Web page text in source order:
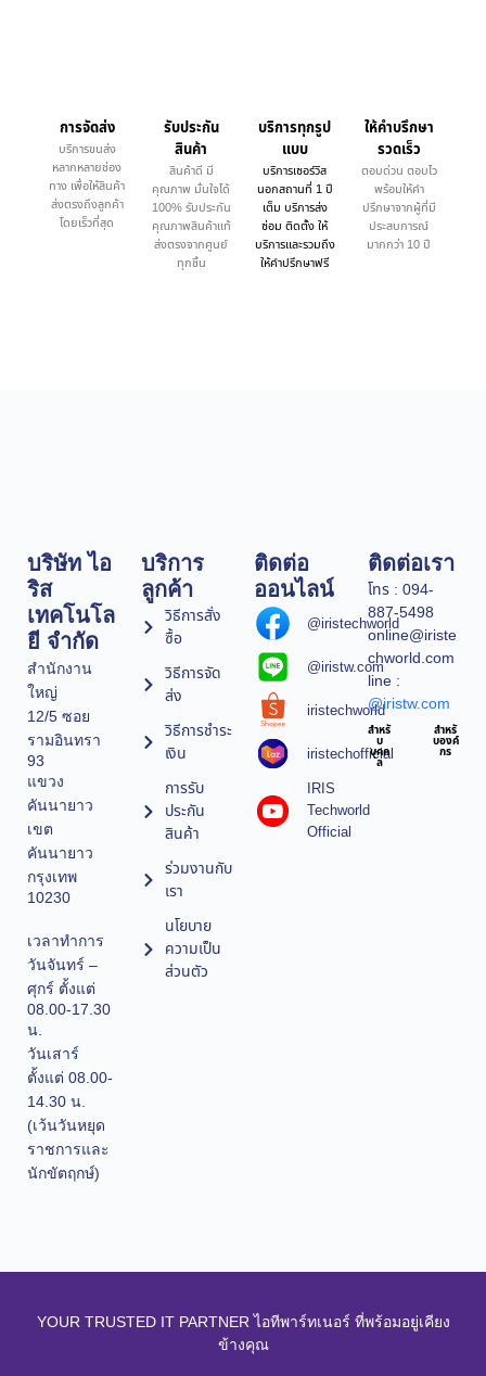
การจัดส่ง
บริการขนส่ง
หลากหลายช่อง
ทาง เพื่อให้สินค้า
ส่งตรงถึงลูกค้า
โดยเร็วที่สุด
รับประกัน
สินค้า
สินค้าดี มี
คุณภาพ มั่นใจได้
100% รับประกัน
คุณภาพสินค้าแท้
ส่งตรงจากศูนย์
ทุกชิ้น
บริการทุกรูป
แบบ
บริการเซอร์วิส
นอกสถานที่ 1 ปี
เต็ม บริการส่ง
ซ่อม ติดตั้ง ให้
บริการและรวมถึง
ให้คำปรึกษาฟรี
ให้คำบรึกษา
รวดเร็ว
ตอบด่วน ตอบไว
พร้อมให้คำ
ปรึกษาจากผู้ที่มี
ประสบการณ์
มากกว่า 10 ปี
บริษัท ไอ
ริส
เทคโนโล
ยี จำกัด
สำนักงาน
ใหญ่
12/5 ซอย
รามอินทรา
93
แขวง
คันนายาว
เขต
คันนายาว
กรุงเทพ
10230
เวลาทำการ
วันจันทร์ –
ศุกร์ ตั้งแต่
08.00-17.30
น.
วันเสาร์
ตั้งแต่ 08.00-
14.30 น.
(เว้นวันหยุด
ราชการและ
นักขัตฤกษ์)
บริการ
ลูกค้า
วิธีการสั่ง
ซื้อ
วิธีการจัด
ส่ง
วิธีการชำระ
เงิน
การรับ
ประกัน
สินค้า
ร่วมงานกับ
เรา
นโยบาย
ความเป็น
ส่วนตัว
ติดต่อ
ออนไลน์
@iristechworld
@iristw.com
iristechworld
iristechofficial
IRIS
Techworld
Official
ติดต่อเรา
โทร : 094-
887-5498
online@iriste
chworld.com
line :
@iristw.com
สำหรั
บ
บุคค
ล
สำหรั
บองค์
กร
YOUR TRUSTED IT PARTNER ไอทีพาร์ทเนอร์ ที่พร้อมอยู่เคียง
ข้างคุณ